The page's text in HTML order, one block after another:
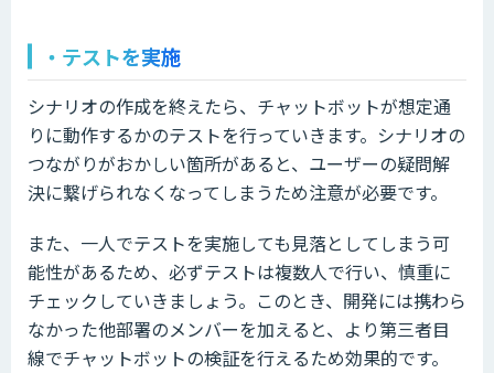
・テストを実施
シナリオの作成を終えたら、チャットボットが想定通
りに動作するかのテストを行っていきます。シナリオの
つながりがおかしい箇所があると、ユーザーの疑問解
決に繋げられなくなってしまうため注意が必要です。
また、一人でテストを実施しても見落としてしまう可
能性があるため、必ずテストは複数人で行い、慎重に
チェックしていきましょう。このとき、開発には携わら
なかった他部署のメンバーを加えると、より第三者目
線でチャットボットの検証を行えるため効果的です。